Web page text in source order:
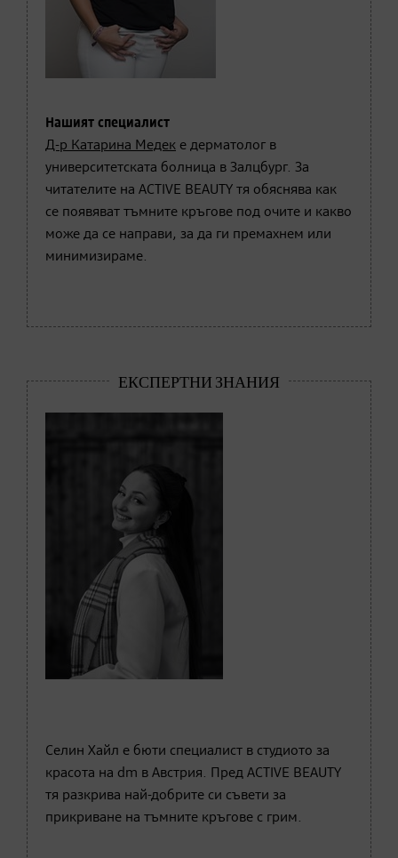
Нашият специалист
Д-р Катарина Медек е дерматолог в
университетската болница в Залцбург. За
читателите на ACTIVE BEAUTY тя обяснява как
се появяват тъмните кръгове под очите и какво
може да се направи, за да ги премахнем или
минимизираме.
Селин Хaйл е бюти специалист в студиото за
красота на dm в Австрия. Пред ACTIVE BEAUTY
тя разкрива най-добрите си съвети за
прикриване на тъмните кръгове с грим.